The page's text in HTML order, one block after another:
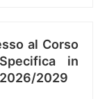
al Corso
in
2029